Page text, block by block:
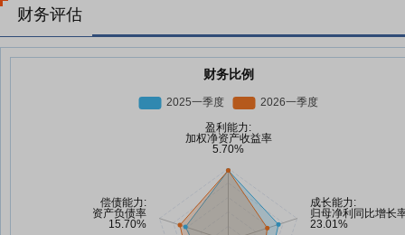
财务评估
财务比例